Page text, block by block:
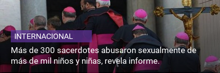
INTERNACIONAL
Más de 300 sacerdotes abusaron sexualmente de
más de mil niños y niñas, revela informe.